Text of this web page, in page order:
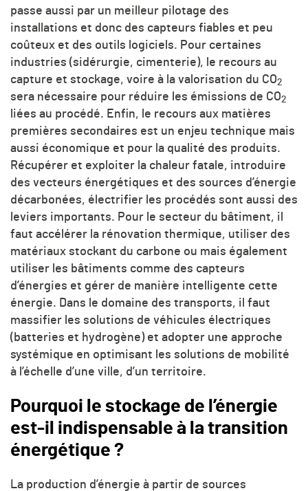
passe aussi par un meilleur pilotage des
installations et donc des capteurs fiables et peu
coûteux et des outils logiciels. Pour certaines
industries (sidérurgie, cimenterie), le recours au
capture et stockage, voire à la valorisation du CO2
sera nécessaire pour réduire les émissions de CO2
liées au procédé. Enfin, le recours aux matières
premières secondaires est un enjeu technique mais
aussi économique et pour la qualité des produits.
Récupérer et exploiter la chaleur fatale, introduire
des vecteurs énergétiques et des sources d’énergie
décarbonées, électrifier les procédés sont aussi des
leviers importants. Pour le secteur du bâtiment, il
faut accélérer la rénovation thermique, utiliser des
matériaux stockant du carbone ou mais également
utiliser les bâtiments comme des capteurs
d’énergies et gérer de manière intelligente cette
énergie. Dans le domaine des transports, il faut
massifier les solutions de véhicules électriques
(batteries et hydrogène) et adopter une approche
systémique en optimisant les solutions de mobilité
à l’échelle d’une ville, d’un territoire.
Pourquoi le stockage de l’énergie
est-il indispensable à la transition
énergétique ?
La production d’énergie à partir de sources